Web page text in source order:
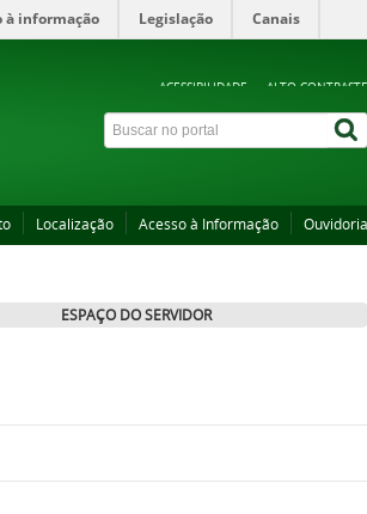
à informação Legislação Canais
ACESSIBILIDADE ALTO CONTRASTE
Localização Acesso à Informação Ouvidoria
ESPAÇO DO SERVIDOR